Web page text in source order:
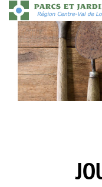
Aller
au
contenu
principal
Contenu